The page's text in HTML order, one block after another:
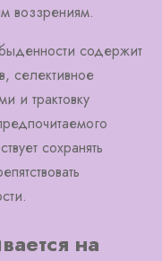
воззрениям.
содержит
селективное
и трактовку
сохранять
на